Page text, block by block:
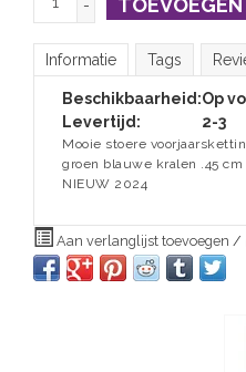
-
Informatie Tags
Beschikbaarheid:Op
Levertijd:
2-3
Mooie stoere
groen blauwe kralen .45
NIEUW 2024
Aan verlanglijst toevoegen /